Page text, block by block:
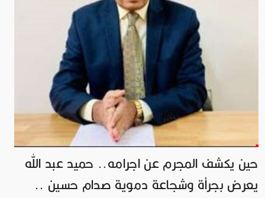
حين يكشف المجرم عن اجرامه.. حميد عبد الله
يعرض بجرأة وشجاعة دموية صدام حسين ..